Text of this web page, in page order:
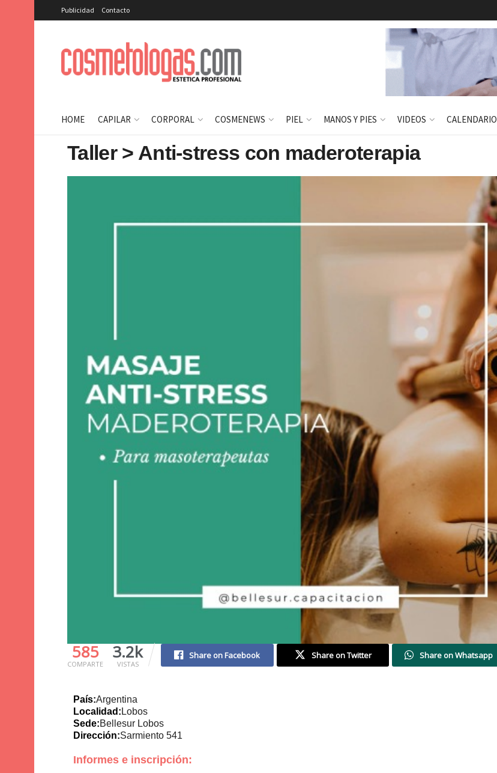
Publicidad Contacto
HOME CAPILAR CORPORAL COSMENEWS PIEL MANOS Y PIES VIDEOS CALENDARIO
Taller > Anti-stress con maderoterapia
585
COMPARTE
3.2k
VISTAS
Share on Facebook Share on Twitter Share on Whatsapp
País:Argentina
Localidad: Lobos
Sede:Bellesur Lobos
Dirección:Sarmiento 541
Informes e inscripción: